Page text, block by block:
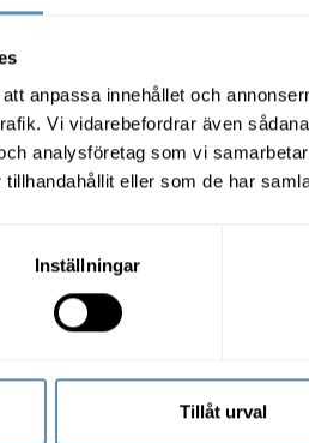
anpassa innehållet och
Vi vidarebefordrar även
analysföretag som vi
eller som de har
Inställningar
Tillåt urval
11 900 kvm